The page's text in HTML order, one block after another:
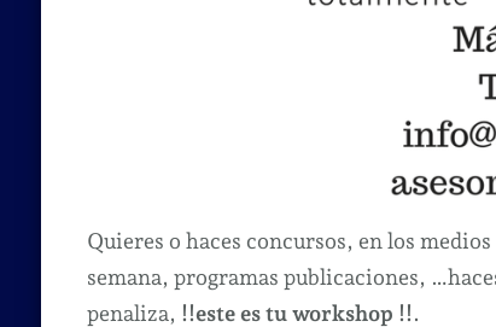
Quieres o haces concursos, en los
semana, programas publicaciones,
penaliza, !!este es tu workshop !!.